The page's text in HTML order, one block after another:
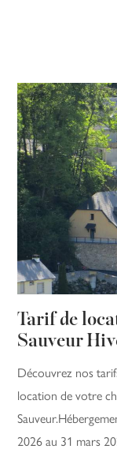
Tarif de
Sauveur
Découvrez nos
location de votre
2026 au 31 mars